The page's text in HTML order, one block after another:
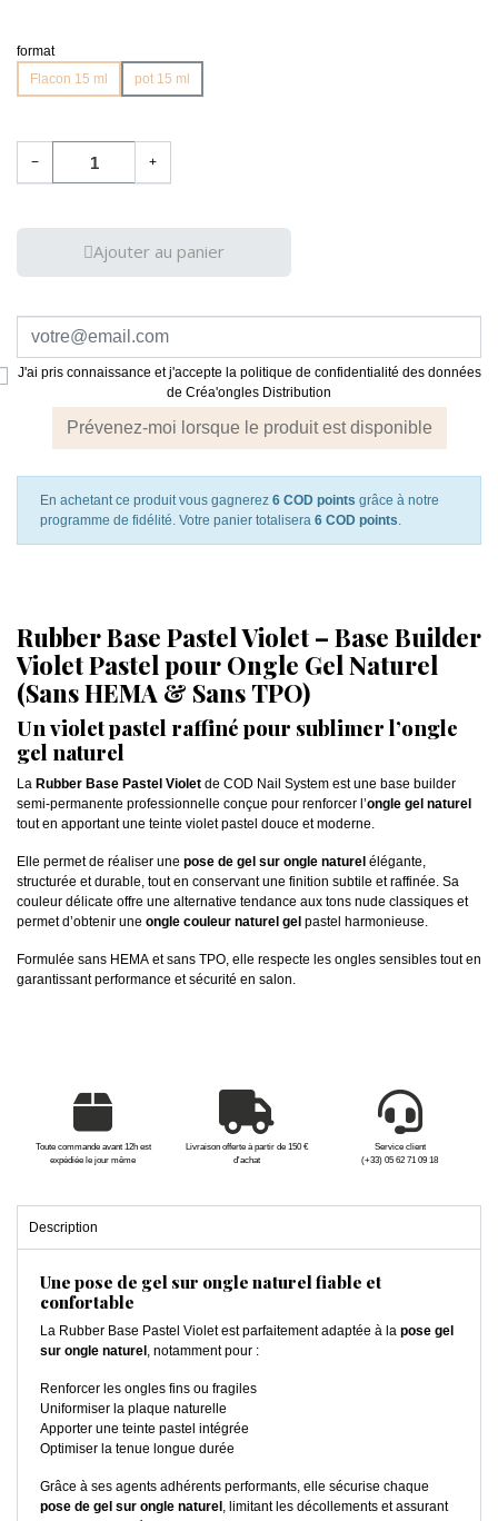
format
Flacon 15 ml
pot 15 ml
− +
Ajouter au panier
J'ai pris connaissance et j'accepte la politique de confidentialité des données
de Créa'ongles Distribution
Prévenez-moi lorsque le produit est disponible
En achetant ce produit vous gagnerez 6 COD points grâce à notre
programme de fidélité. Votre panier totalisera 6 COD points.
Rubber Base Pastel Violet – Base Builder
Violet Pastel pour Ongle Gel Naturel
(Sans HEMA & Sans TPO)
Un violet pastel raffiné pour sublimer l’ongle
gel naturel
La Rubber Base Pastel Violet de COD Nail System est une base builder
semi-permanente professionnelle conçue pour renforcer l’ongle gel naturel
tout en apportant une teinte violet pastel douce et moderne.
Elle permet de réaliser une pose de gel sur ongle naturel élégante,
structurée et durable, tout en conservant une finition subtile et raffinée. Sa
couleur délicate offre une alternative tendance aux tons nude classiques et
permet d’obtenir une ongle couleur naturel gel pastel harmonieuse.
Formulée sans HEMA et sans TPO, elle respecte les ongles sensibles tout en
garantissant performance et sécurité en salon.
Toute commande avant 12h est
expédiée le jour même
Livraison offerte à partir de 150 €
d'achat
Service client
(+33) 05 62 71 09 18
Description
Une pose de gel sur ongle naturel fiable et
confortable
La Rubber Base Pastel Violet est parfaitement adaptée à la pose gel
sur ongle naturel , notamment pour :
Renforcer les ongles fins ou fragiles
Uniformiser la plaque naturelle
Apporter une teinte pastel intégrée
Optimiser la tenue longue durée
Grâce à ses agents adhérents performants, elle sécurise chaque
pose de gel sur ongle naturel , limitant les décollements et assurant